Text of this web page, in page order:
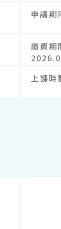
申請期
繳費期
上課時